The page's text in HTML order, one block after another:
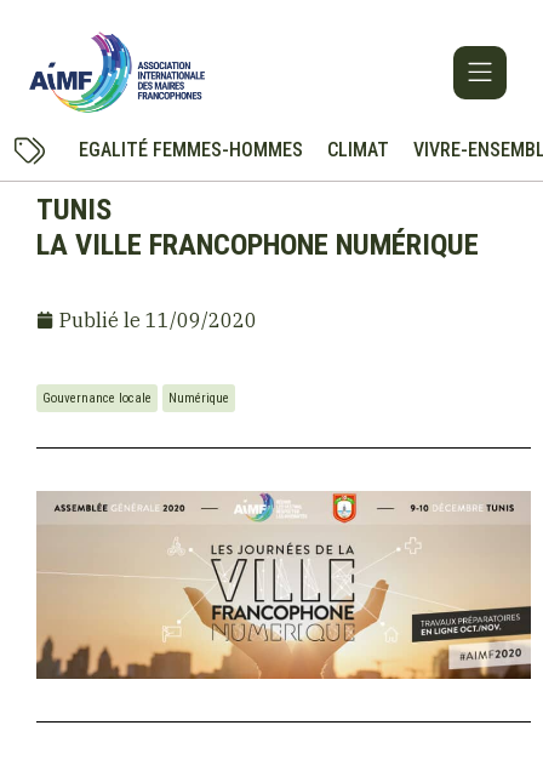
EGALITÉ FEMMES-HOMMES CLIMAT VIVRE-
TUNIS
LA VILLE FRANCOPHONE NUMÉRIQUE
Publié le 11/09/2020
Gouvernance locale Numérique